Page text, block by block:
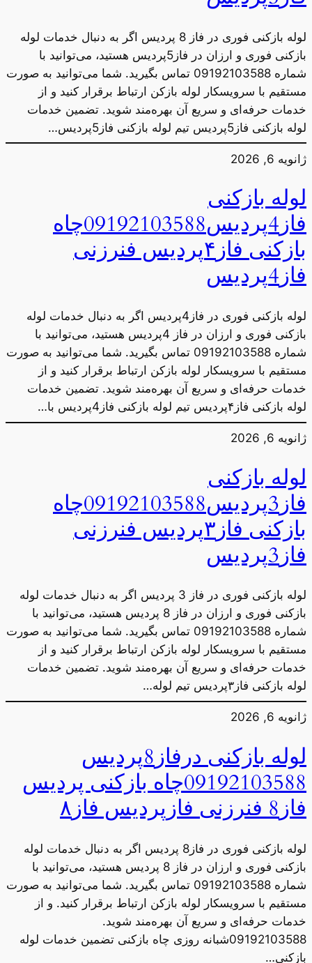
لوله بازکنی فوری در فاز 8 پردیس اگر به دنبال خدمات لوله
بازکنی فوری و ارزان در فاز5پردیس هستید، می‌توانید با
شماره 09192103588 تماس بگیرید. شما می‌توانید به صورت
مستقیم با سرویسکار لوله بازکن ارتباط برقرار کنید و از
خدمات حرفه‌ای و سریع آن بهره‌مند شوید. تضمین خدمات
لوله بازکنی فاز5پردیس تیم لوله بازکنی فاز5پردیس…
ژانویه 6, 2026
لوله بازکنی
فاز4پردیس09192103588چاه
بازکنی فاز۴پردیس فنرزنی
فاز4پردیس
لوله بازکنی فوری در فاز4پردیس اگر به دنبال خدمات لوله
بازکنی فوری و ارزان در فاز 4پردیس هستید، می‌توانید با
شماره 09192103588 تماس بگیرید. شما می‌توانید به صورت
مستقیم با سرویسکار لوله بازکن ارتباط برقرار کنید و از
خدمات حرفه‌ای و سریع آن بهره‌مند شوید. تضمین خدمات
لوله بازکنی فاز۴پردیس تیم لوله بازکنی فاز4پردیس با…
ژانویه 6, 2026
لوله بازکنی
فاز3پردیس09192103588چاه
بازکنی فاز۳پردیس فنرزنی
فاز3پردیس
لوله بازکنی فوری در فاز 3 پردیس اگر به دنبال خدمات لوله
بازکنی فوری و ارزان در فاز 8 پردیس هستید، می‌توانید با
شماره 09192103588 تماس بگیرید. شما می‌توانید به صورت
مستقیم با سرویسکار لوله بازکن ارتباط برقرار کنید و از
خدمات حرفه‌ای و سریع آن بهره‌مند شوید. تضمین خدمات
لوله بازکنی فاز۳پردیس تیم لوله…
ژانویه 6, 2026
لوله بازکنی درفاز8پردیس
09192103588چاه بازکنی پردیس
فاز8 فنرزنی فازپردیس فاز۸
لوله بازکنی فوری در فاز8 پردیس اگر به دنبال خدمات لوله
بازکنی فوری و ارزان در فاز 8 پردیس هستید، می‌توانید با
شماره 09192103588 تماس بگیرید. شما می‌توانید به صورت
مستقیم با سرویسکار لوله بازکن ارتباط برقرار کنید. و از
خدمات حرفه‌ای و سریع آن بهره‌مند شوید.
09192103588شبانه روزی چاه بازکنی تضمین خدمات لوله
بازکنی…